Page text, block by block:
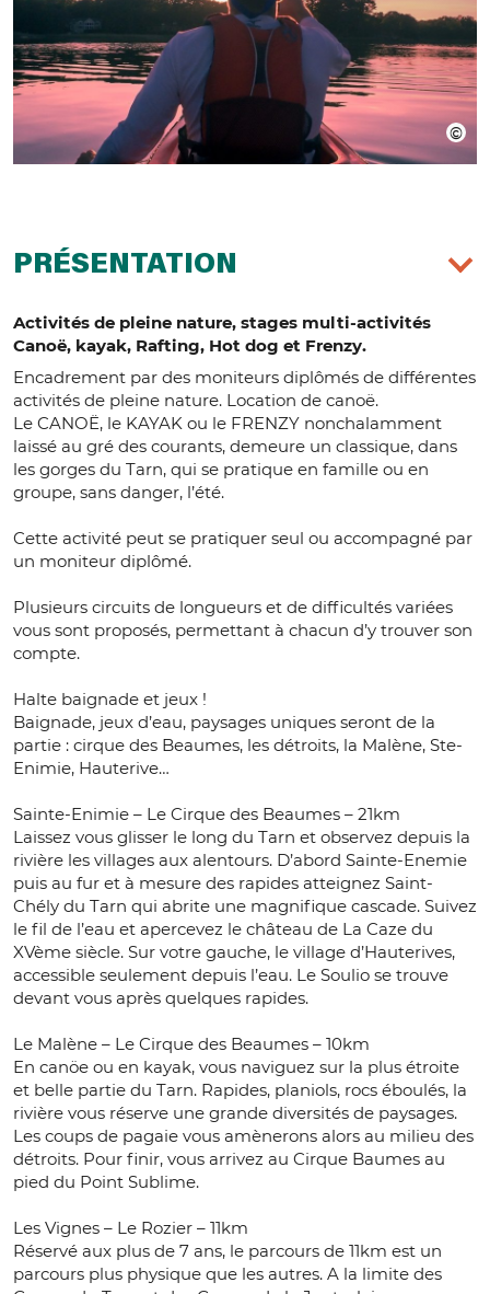
PRÉSENTATION
Activités de pleine nature, stages multi-activités
Canoë, kayak, Rafting, Hot dog et Frenzy.
Encadrement par des moniteurs diplômés de différentes
activités de pleine nature. Location de canoë.
Le CANOË, le KAYAK ou le FRENZY nonchalamment
laissé au gré des courants, demeure un classique, dans
les gorges du Tarn, qui se pratique en famille ou en
groupe, sans danger, l’été.
Cette activité peut se pratiquer seul ou accompagné par
un moniteur diplômé.
Plusieurs circuits de longueurs et de difficultés variées
vous sont proposés, permettant à chacun d’y trouver son
compte.
Halte baignade et jeux !
Baignade, jeux d’eau, paysages uniques seront de la
partie : cirque des Beaumes, les détroits, la Malène, Ste-
Enimie, Hauterive…
Sainte-Enimie – Le Cirque des Beaumes – 21km
Laissez vous glisser le long du Tarn et observez depuis la
rivière les villages aux alentours. D’abord Sainte-Enemie
puis au fur et à mesure des rapides atteignez Saint-
Chély du Tarn qui abrite une magnifique cascade. Suivez
le fil de l’eau et apercevez le château de La Caze du
XVème siècle. Sur votre gauche, le village d’Hauterives,
accessible seulement depuis l’eau. Le Soulio se trouve
devant vous après quelques rapides.
Le Malène – Le Cirque des Beaumes – 10km
En canöe ou en kayak, vous naviguez sur la plus étroite
et belle partie du Tarn. Rapides, planiols, rocs éboulés, la
rivière vous réserve une grande diversités de paysages.
Les coups de pagaie vous amènerons alors au milieu des
détroits. Pour finir, vous arrivez au Cirque Baumes au
pied du Point Sublime.
Les Vignes – Le Rozier – 11km
Réservé aux plus de 7 ans, le parcours de 11km est un
parcours plus physique que les autres. A la limite des